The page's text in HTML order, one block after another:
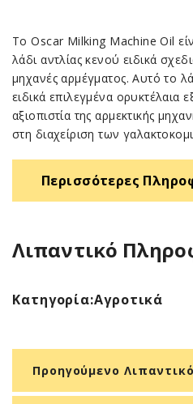
Το Oscar Milking Machine Oil
λάδι αντλίας κενού ειδικά
μηχανές αρμέγματος. Αυτό το
ειδικά επιλεγμένα ορυκτέλαια
αξιοπιστία της αρμεκτικής
στη διαχείριση των
Περισσότερες
Λιπαντικό
Κατηγορία:Αγροτικά
Προηγούμενο Λιπαντικό